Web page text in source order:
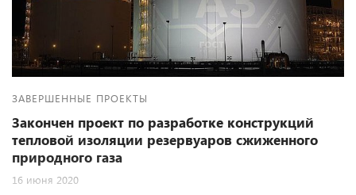
ЗАВЕРШЕННЫЕ ПРОЕКТЫ
Закончен проект по разработке конструкций
тепловой изоляции резервуаров сжиженного
природного газа
16 июня 2020